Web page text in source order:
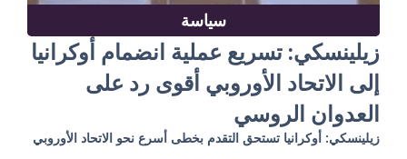
سياسة
زيلينسكي: تسريع عملية انضمام أوكرانيا
إلى الاتحاد الأوروبي أقوى رد على
العدوان الروسي
زيلينسكي: أوكرانيا تستحق التقدم بخطى أسرع نحو الاتحاد الأوروبي